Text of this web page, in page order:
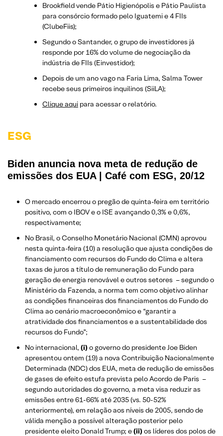
Brookfield vende Pátio Higienópolis e Pátio Paulista
para consórcio formado pelo Iguatemi e 4 FIIs
(ClubeFiis);
Segundo o Santander, o grupo de investidores já
responde por 16% do volume de negociação da
indústria de FIIs (Einvestidor);
Depois de um ano vago na Faria Lima, Salma Tower
recebe seus primeiros inquilinos (SiiLA);
Clique aqui para acessar o relatório.
ESG
Biden anuncia nova meta de redução de
emissões dos EUA | Café com ESG, 20/12
O mercado encerrou o pregão de quinta-feira em território
positivo, com o IBOV e o ISE avançando 0,3% e 0,6%,
respectivamente;
No Brasil, o Conselho Monetário Nacional (CMN) aprovou
nesta quinta-feira (10) a resolução que ajusta condições de
financiamento com recursos do Fundo do Clima e altera
taxas de juros a título de remuneração do Fundo para
geração de energia renovável e outros setores – segundo o
Ministério da Fazenda, a norma tem como objetivo alinhar
as condições financeiras dos financiamentos do Fundo do
Clima ao cenário macroeconômico e “garantir a
atratividade dos financiamentos e a sustentabilidade dos
recursos do Fundo”;
No internacional, (i)o governo do presidente Joe Biden
apresentou ontem (19) a nova Contribuição Nacionalmente
Determinada (NDC) dos EUA, meta de redução de emissões
de gases de efeito estufa prevista pelo Acordo de Paris –
segundo autoridades do governo, a meta visa reduzir as
emissões entre 61-66% até 2035 (vs. 50-52%
anteriormente), em relação aos níveis de 2005, sendo de
válida menção a possível alteração posterior pelo
presidente eleito Donald Trump; e(ii)os líderes dos polos de